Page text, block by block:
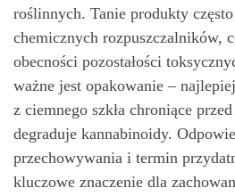
roślinnych. Tanie produkty
chemicznych rozpuszczalników,
obecności pozostałości
ważne jest opakowanie –
z ciemnego szkła chroniące
degraduje kannabinoidy.
przechowywania i termin
kluczowe znaczenie dla